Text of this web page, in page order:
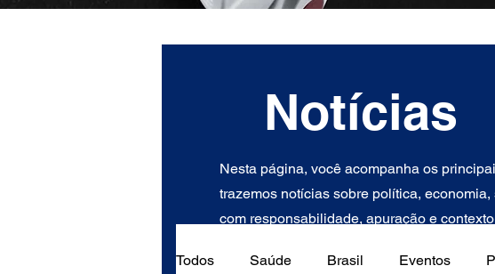
Notícias
Nesta página, você acompanha os
trazemos notícias sobre política,
com responsabilidade, apuração e
Todos Saúde Brasil Eventos